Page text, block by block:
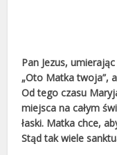
Pan Jezus,
„Oto Matka twoja”,
Od tego czasu
miejsca na całym
łaski. Matka chce,
Stąd tak wiele